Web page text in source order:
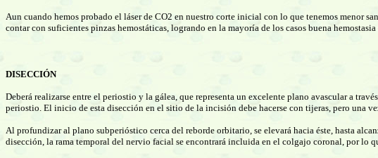
Aun cuando hemos probado el láser de CO2 en nuestro corte inicial con lo que tenemos menor
contar con suficientes pinzas hemostáticas, logrando en la mayoría de los casos buena
DISECCIÓN
Deberá realizarse entre el periostio y la gálea, que representa un excelente plano avascular a
periostio. El inicio de esta disección en el sitio de la incisión debe hacerse con tijeras, pero una
Al profundizar al plano subperióstico cerca del reborde orbitario, se elevará hacia éste, hasta
disección, la rama temporal del nervio facial se encontrará incluida en el colgajo coronal, por lo